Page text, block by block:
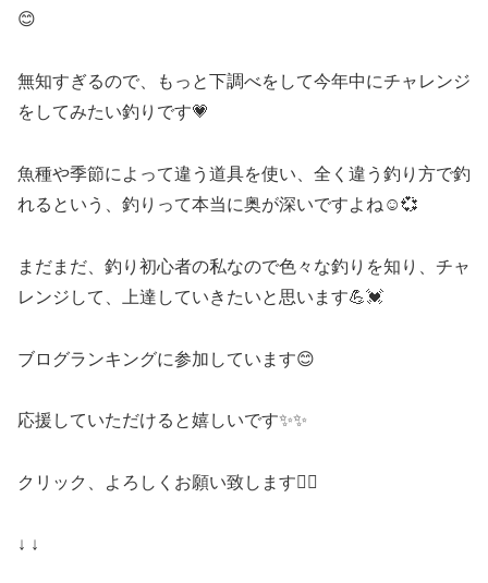
😊
無知すぎるので、もっと下調べをして今年中にチャレンジ
をしてみたい釣りです💗
魚種や季節によって違う道具を使い、全く違う釣り方で釣
れるという、釣りって本当に奥が深いですよね☺️💞
まだまだ、釣り初心者の私なので色々な釣りを知り、チャ
レンジして、上達していきたいと思います💪💓
ブログランキングに参加しています😊
応援していただけると嬉しいです✨✨
クリック、よろしくお願い致します🙇‍♀️
↓ ↓